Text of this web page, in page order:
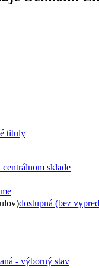
tituly
centrálnom sklade
dostupná (bez
- výborný stav